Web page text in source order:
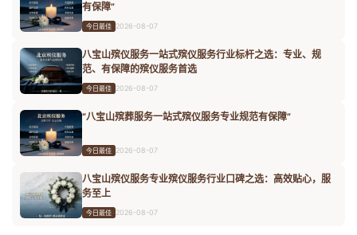
有保障”
今日最佳 2026-08-07
八宝山殡仪服务一站式殡仪服务行业标杆之选：专业、规
范、有保障的殡仪服务首选
今日最佳 2026-08-07
“八宝山殡葬服务一站式殡仪服务专业规范有保障”
今日最佳 2026-08-07
八宝山殡仪服务专业殡仪服务行业口碑之选：高效贴心，服
务至上
今日最佳 2026-08-07